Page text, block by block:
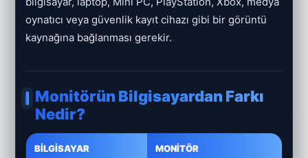
oynatıcı veya güvenlik kayıt cihazı gibi bir görüntü
kaynağına bağlanması gerekir.
Monitörün Bilgisayardan Farkı
Nedir?
BILGISAYAR MONITÖR